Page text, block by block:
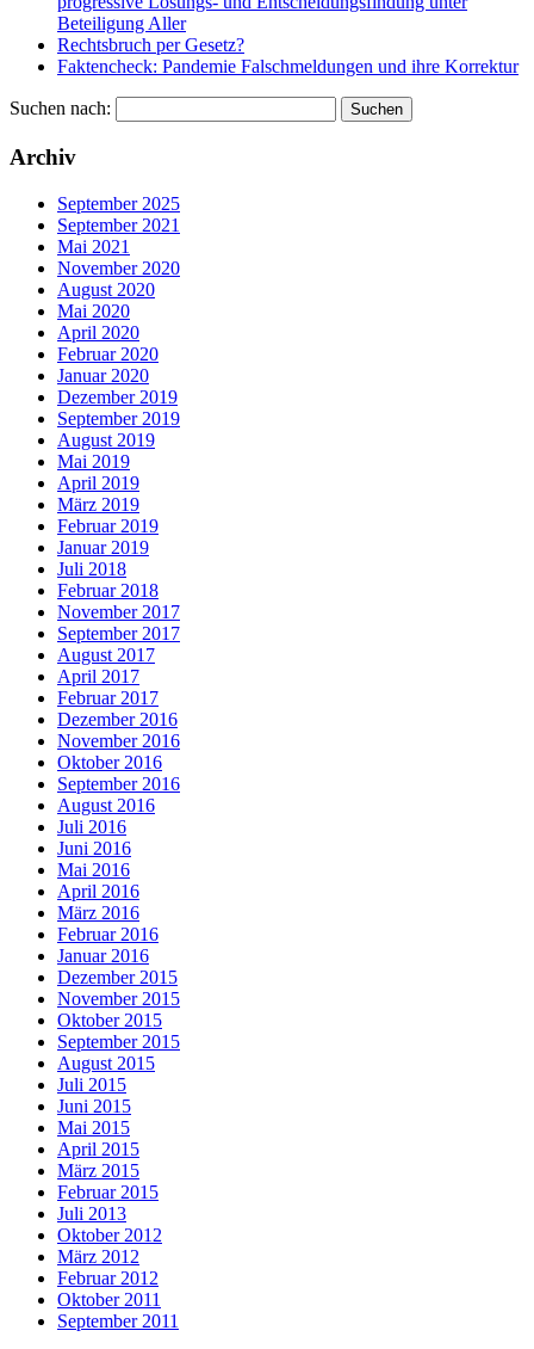
Beteiligung Aller
Rechtsbruch per Gesetz?
Faktencheck: Pandemie Falschmeldungen und ihre Korrektur
Suchen nach:
Archiv
September 2025
September 2021
Mai 2021
November 2020
August 2020
Mai 2020
April 2020
Februar 2020
Januar 2020
Dezember 2019
September 2019
August 2019
Mai 2019
April 2019
März 2019
Februar 2019
Januar 2019
Juli 2018
Februar 2018
November 2017
September 2017
August 2017
April 2017
Februar 2017
Dezember 2016
November 2016
Oktober 2016
September 2016
August 2016
Juli 2016
Juni 2016
Mai 2016
April 2016
März 2016
Februar 2016
Januar 2016
Dezember 2015
November 2015
Oktober 2015
September 2015
August 2015
Juli 2015
Juni 2015
Mai 2015
April 2015
März 2015
Februar 2015
Juli 2013
Oktober 2012
März 2012
Februar 2012
Oktober 2011
September 2011